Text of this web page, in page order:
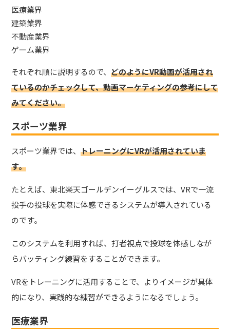
医療業界
建築業界
不動産業界
ゲーム業界
それぞれ順に説明するので、どのようにVR動画が活用され
ているのかチェックして、動画マーケティングの参考にして
みてください。
スポーツ業界
スポーツ業界では、トレーニングにVRが活用されていま
す。
たとえば、東北楽天ゴールデンイーグルスでは、VRで一流
投手の投球を実際に体感できるシステムが導入されている
のです。
このシステムを利用すれば、打者視点で投球を体感しなが
らバッティング練習をすることができます。
VRをトレーニングに活用することで、よりイメージが具体
的になり、実践的な練習ができるようになるでしょう。
医療業界